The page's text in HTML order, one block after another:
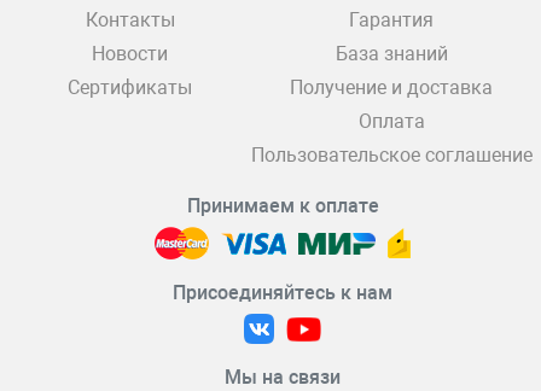
Контакты
Новости
Сертификаты
Гарантия
База знаний
Получение и доставка
Оплата
Пользовательское соглашение
Принимаем к оплате
Присоединяйтесь к нам
Мы на связи